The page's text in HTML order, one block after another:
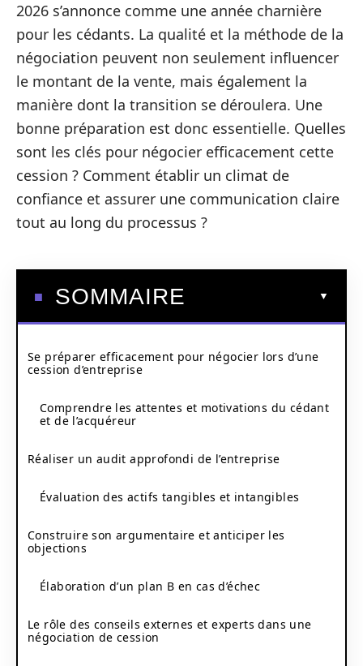
2026 s’annonce comme une année charnière
pour les cédants. La qualité et la méthode de la
négociation peuvent non seulement influencer
le montant de la vente, mais également la
manière dont la transition se déroulera. Une
bonne préparation est donc essentielle. Quelles
sont les clés pour négocier efficacement cette
cession ? Comment établir un climat de
confiance et assurer une communication claire
tout au long du processus ?
SOMMAIRE
Se préparer efficacement pour négocier lors d’une
cession d’entreprise
Comprendre les attentes et motivations du cédant
et de l’acquéreur
Réaliser un audit approfondi de l’entreprise
Évaluation des actifs tangibles et intangibles
Construire son argumentaire et anticiper les
objections
Élaboration d’un plan B en cas d’échec
Le rôle des conseils externes et experts dans une
négociation de cession